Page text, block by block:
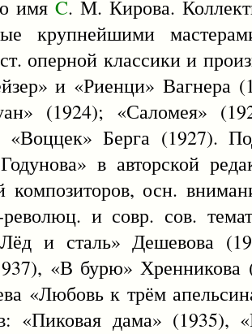
имя C. М. Кирова.
крупнейшими
оперной классики и
и «Риенци» Вагнера
(1924); «Саломея»
«Воццек» Берга (1927).
в авторской
композиторов, осн.
революц. и совр. сов.
и сталь» Дешевова
«В бурю»
«Любовь к трём
«Пиковая дама»